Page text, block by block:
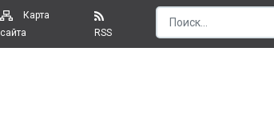
Карта
сайта
RSS